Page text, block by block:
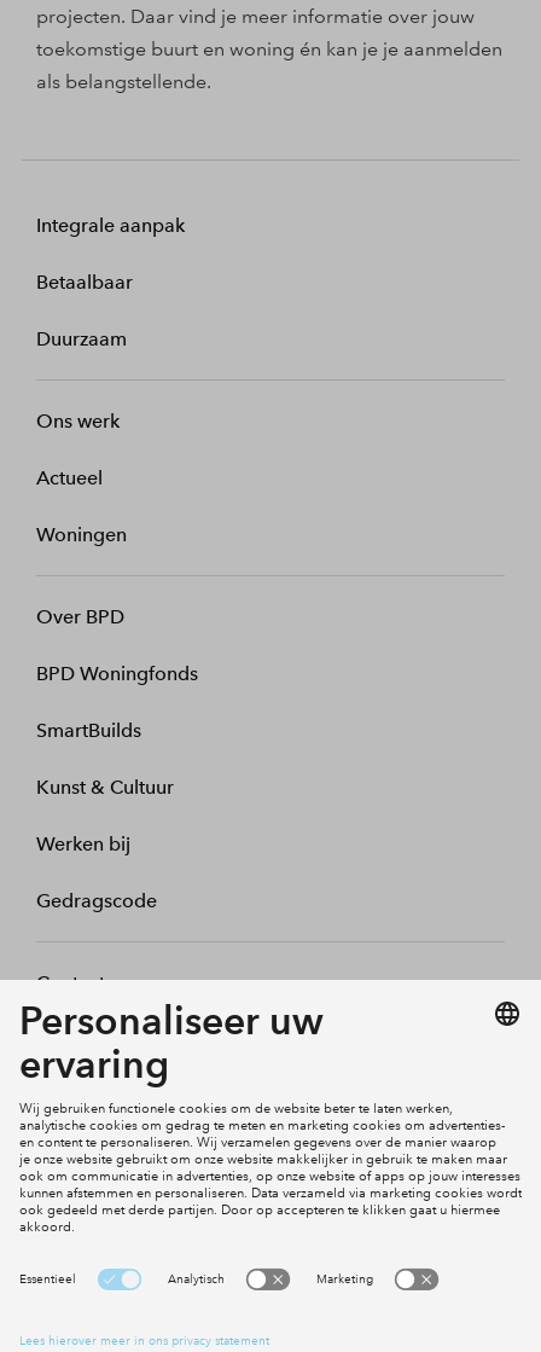
projecten. Daar vind je meer informatie over jouw
toekomstige buurt en woning én kan je je aanmelden
als belangstellende.
Integrale aanpak
Betaalbaar
Duurzaam
Ons werk
Actueel
Woningen
Over BPD
BPD Woningfonds
SmartBuilds
Kunst & Cultuur
Werken bij
Gedragscode
Contact
Mijn profiel
Social Media
Cookies